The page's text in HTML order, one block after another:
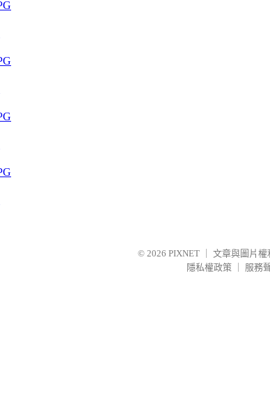
© 2026 PIXNET
文章與圖片權
隱私權政策
服務